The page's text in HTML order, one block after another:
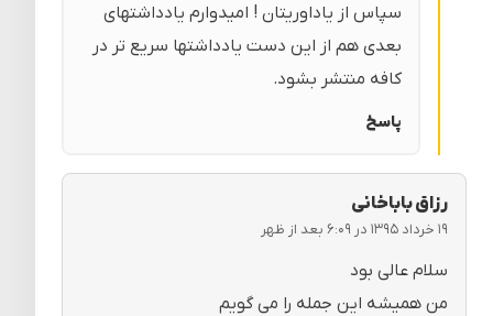
سپاس از یاداوریتان ! امیدوارم یادداشتهای
بعدی هم از این دست یادداشتها سریع تر در
کافه منتشر بشود.
پاسخ
رزاق باباخانی
۱۹ خرداد ۱۳۹۵ در ۶:۰۹ بعد از ظهر
سلام عالی بود
من همیشه این جمله را می گویم